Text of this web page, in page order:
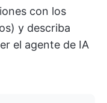
con los
y describa
el agente de IA